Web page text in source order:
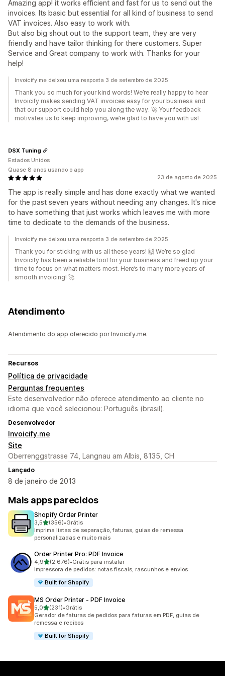
Amazing app! it works efficient and fast for us to send out the
invoices. Its basic but essential for all kind of business to send
VAT invoices. Also easy to work with.
But also big shout out to the support team, they are very
friendly and have tailor thinking for there customers. Super
Service and Great company to work with. Thanks for your
help!
Invoicify.me deixou uma resposta 3 de setembro de 2025
Thank you so much for your kind words! We’re really happy to hear
Invoicify makes sending VAT invoices easy for your business and
that our support could help you along the way. 🚀 Your feedback
motivates us to keep improving, we’re glad to have you with us!
23 de agosto de 2025
The app is really simple and has done exactly what we wanted
for the past seven years without needing any changes. It's nice
to have something that just works which leaves me with more
time to dedicate to the demands of the business.
DSX Tuning
Estados Unidos
Quase 8 anos usando o app
Invoicify.me deixou uma resposta 3 de setembro de 2025
Thank you for sticking with us all these years! 🙌 We’re so glad
Invoicify has been a reliable tool for your business and freed up your
time to focus on what matters most. Here’s to many more years of
smooth invoicing! 🚀
Atendimento
Atendimento do app oferecido por Invoicify.me.
Recursos
Política de privacidade
Perguntas frequentes
Este desenvolvedor não oferece atendimento ao cliente no
idioma que você selecionou: Português (brasil).
Desenvolvedor
Invoicify.me
Site
Oberrenggstrasse 74, Langnau am Albis, 8135, CH
Lançado
8 de janeiro de 2013
Mais apps parecidos
Shopify Order Printer
3,5de 5 estrelas
(356)
356 avaliações ao todo
•Grátis
Imprima listas de separação, faturas, guias de remessa
personalizadas e muito mais
Order Printer Pro: PDF Invoice
4,9de 5 estrelas
(2.676)
2676 avaliações ao todo
•Grátis para instalar
Impressora de pedidos: notas fiscais, rascunhos e envios
Built for Shopify
MS Order Printer ‑ PDF Invoice
5,0de 5 estrelas
(231)
231 avaliações ao todo
•Grátis
Gerador de faturas de pedidos para faturas em PDF, guias de
remessa e recibos
Built for Shopify